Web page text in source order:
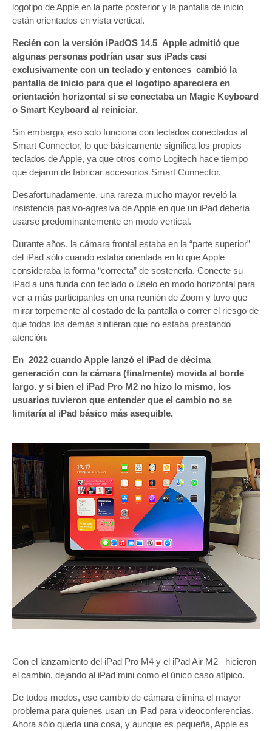
logotipo de Apple en la parte posterior y la pantalla de inicio
están orientados en vista vertical.
Recién con la versión iPadOS 14.5 Apple admitió que
algunas personas podrían usar sus iPads casi
exclusivamente con un teclado y entonces cambió la
pantalla de inicio para que el logotipo apareciera en
orientación horizontal si se conectaba un Magic Keyboard
o Smart Keyboard al reiniciar.
Sin embargo, eso solo funciona con teclados conectados al
Smart Connector, lo que básicamente significa los propios
teclados de Apple, ya que otros como Logitech hace tiempo
que dejaron de fabricar accesorios Smart Connector.
Desafortunadamente, una rareza mucho mayor reveló la
insistencia pasivo-agresiva de Apple en que un iPad debería
usarse predominantemente en modo vertical.
Durante años, la cámara frontal estaba en la “parte superior”
del iPad sólo cuando estaba orientada en lo que Apple
consideraba la forma “correcta” de sostenerla. Conecte su
iPad a una funda con teclado o úselo en modo horizontal para
ver a más participantes en una reunión de Zoom y tuvo que
mirar torpemente al costado de la pantalla o correr el riesgo de
que todos los demás sintieran que no estaba prestando
atención.
En 2022 cuando Apple lanzó el iPad de décima
generación con la cámara (finalmente) movida al borde
largo. y si bien el iPad Pro M2 no hizo lo mismo, los
usuarios tuvieron que entender que el cambio no se
limitaría al iPad básico más asequible.
Con el lanzamiento del iPad Pro M4 y el iPad Air M2 hicieron
el cambio, dejando al iPad mini como el único caso atípico.
De todos modos, ese cambio de cámara elimina el mayor
problema para quienes usan un iPad para videoconferencias.
Ahora sólo queda una cosa, y aunque es pequeña, Apple es